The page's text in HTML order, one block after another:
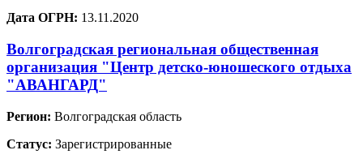
Дата ОГРН: 13.11.2020
Волгоградская региональная общественная
организация "Центр детско-юношеского отдыха
"АВАНГАРД"
Регион: Волгоградская область
Статус: Зарегистрированные